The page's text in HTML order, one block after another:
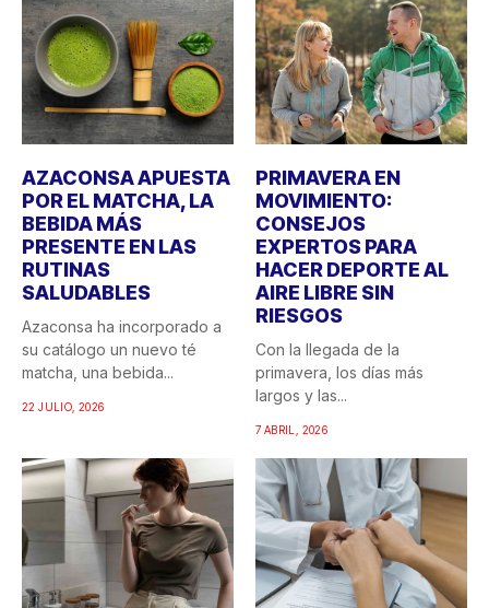
AZACONSA APUESTA
POR EL MATCHA, LA
BEBIDA MÁS
PRESENTE EN LAS
RUTINAS
SALUDABLES
Azaconsa ha incorporado a
su catálogo un nuevo té
matcha, una bebida...
22 JULIO, 2026
PRIMAVERA EN
MOVIMIENTO:
CONSEJOS
EXPERTOS PARA
HACER DEPORTE AL
AIRE LIBRE SIN
RIESGOS
Con la llegada de la
primavera, los días más
largos y las...
7 ABRIL, 2026